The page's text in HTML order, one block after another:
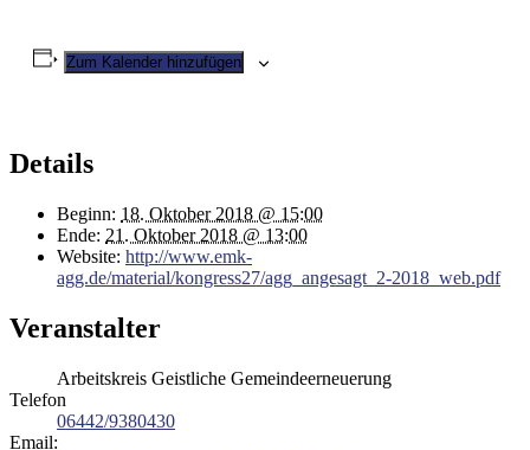
Zum Kalender hinzufügen
Details
Beginn: 18. Oktober 2018 @ 15:00
Ende: 21. Oktober 2018 @ 13:00
Website: http://www.emk-
agg.de/material/kongress27/agg_angesagt_2-2018_web.pdf
Veranstalter
Arbeitskreis Geistliche Gemeindeerneuerung
Telefon
06442/9380430
Email: